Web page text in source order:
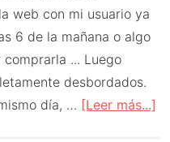
web con mi usuario ya
6 de la mañana o algo
... Luego
desbordados.
día, … [Leer más...]